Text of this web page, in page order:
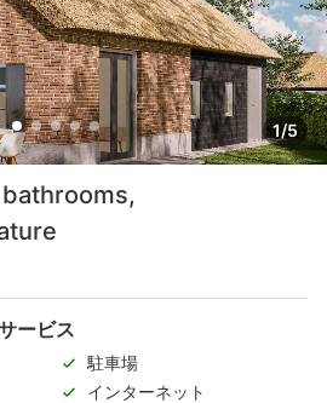
1/5
ービス
駐車場
インターネット